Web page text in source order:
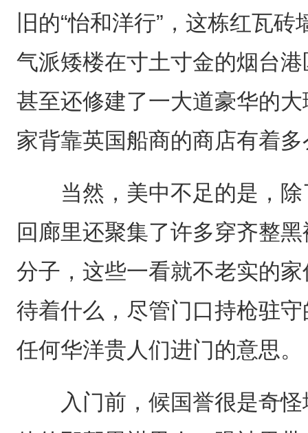
旧的“怡和洋行”，这栋红瓦
气派矮楼在寸土寸金的烟台
甚至还修建了一大道豪华的
家背靠英国船商的商店有着
当然，美中不足的是，除
回廊里还聚集了许多穿齐整
分子，这些一看就不老实的
待着什么，尽管门口持枪驻
任何华洋贵人们进门的意思。
入门前，候国誉很是奇怪